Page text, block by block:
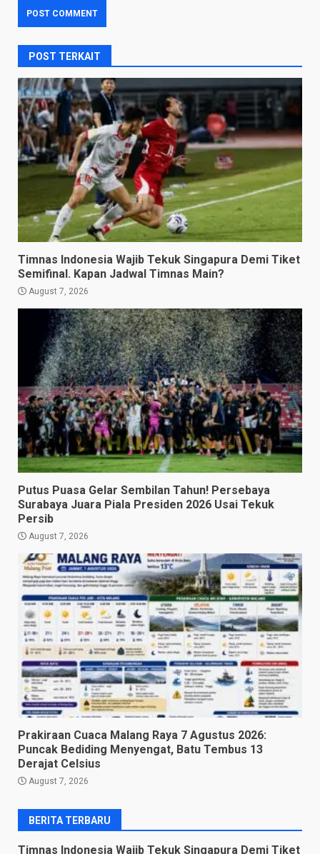
POST TERKAIT
Timnas Indonesia Wajib Tekuk Singapura Demi Tiket
Semifinal. Kapan Jadwal Timnas Main?
August 7, 2026
Putus Puasa Gelar Sembilan Tahun! Persebaya
Surabaya Juara Piala Presiden 2026 Usai Tekuk
Persib
August 7, 2026
Prakiraan Cuaca Malang Raya 7 Agustus 2026:
Puncak Bediding Menyengat, Batu Tembus 13
Derajat Celsius
August 7, 2026
BERITA TERBARU
Timnas Indonesia Wajib Tekuk Singapura Demi Tiket